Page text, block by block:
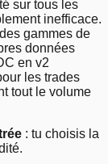
sur tous les
inefficace.
gammes de
données
en v2
les trades
tout le volume
: tu choisis la